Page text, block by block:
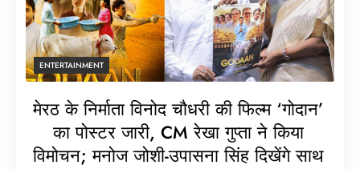
ENTERTAINMENT
मेरठ के निर्माता विनोद चौधरी की फिल्म ‘गोदान’
का पोस्टर जारी, CM रेखा गुप्ता ने किया
विमोचन; मनोज जोशी-उपासना सिंह दिखेंगे साथ